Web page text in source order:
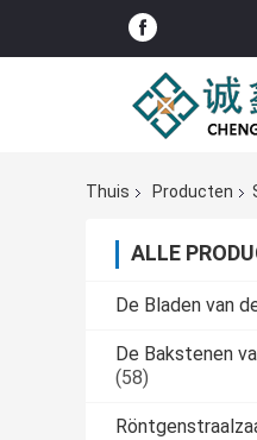
Thuis Producten
ALLE
De Bladen van
De Bakstenen
(58)